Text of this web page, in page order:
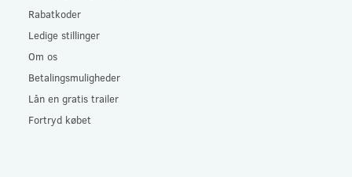
Rabatkoder
Ledige stillinger
Om os
Betalingsmuligheder
Lån en gratis trailer
Fortryd købet